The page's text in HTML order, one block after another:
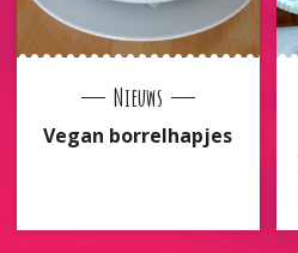
Nieuws
Vegan borrelhapjes